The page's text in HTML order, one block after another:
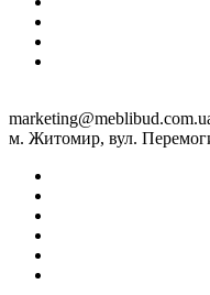
м. Житомир, вул.